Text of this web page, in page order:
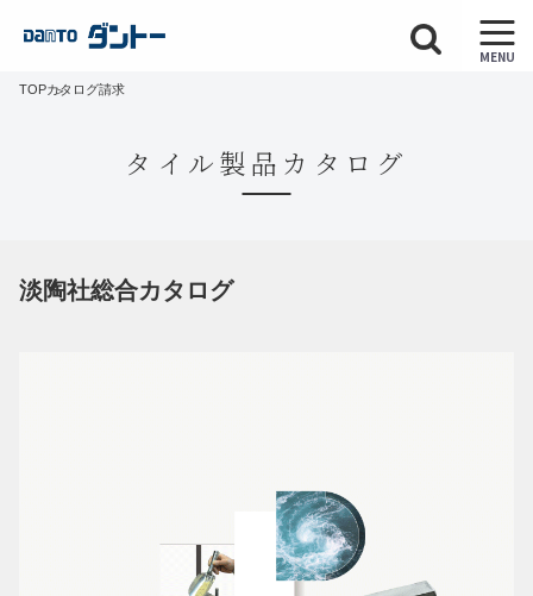
MENU
TOPカタログ請求
タイル製品カタログ
淡陶社総合カタログ